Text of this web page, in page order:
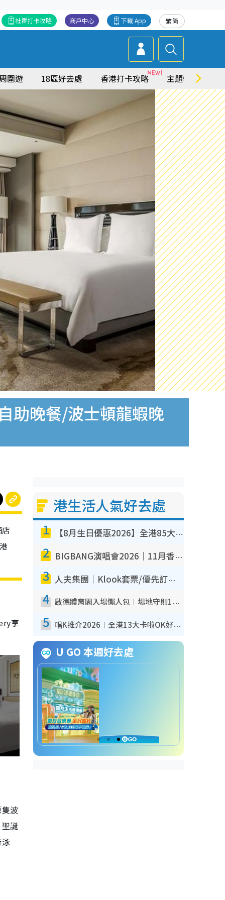
繁简
下載 App
商戶中心
社群打卡攻略
圍遊 18區好去處 香港打卡攻略 主題特集
助晚餐/波士頓龍蝦晚
享
波
誕
港生活人氣好去處
1 【8月生日優惠2026】全港85大食買玩著數攻略 自助餐/火鍋放題同行免費＋誠品/DONKI送現金券
2 BIGBANG演唱會2026｜11月香港啟德開3場！實名制VIP申請、優先購票攻略
3 人夫集團｜Klook套票/優先訂票/公開發售搶飛攻略！附票價.購票連結.場地座位表
4 啟德體育園入場懶人包︱場地守則12違禁品不可進場准帶細水樽但全場禁樽蓋！應援牌有限制！
5 唱K推介2026︱全港13大卡啦OK好去處！最平$36起 日文K都有！(附地址+收費詳情)
U GO 本週好去處